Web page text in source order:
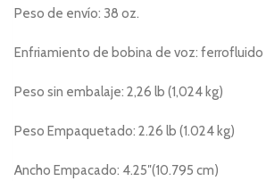
Peso de envío: 38 oz.
Enfriamiento de bobina de voz: ferrofluido
Peso sin embalaje: 2,26 lb (1,024 kg)
Peso Empaquetado: 2.26 lb (1.024 kg)
Ancho Empacado: 4.25″(10.795 cm)